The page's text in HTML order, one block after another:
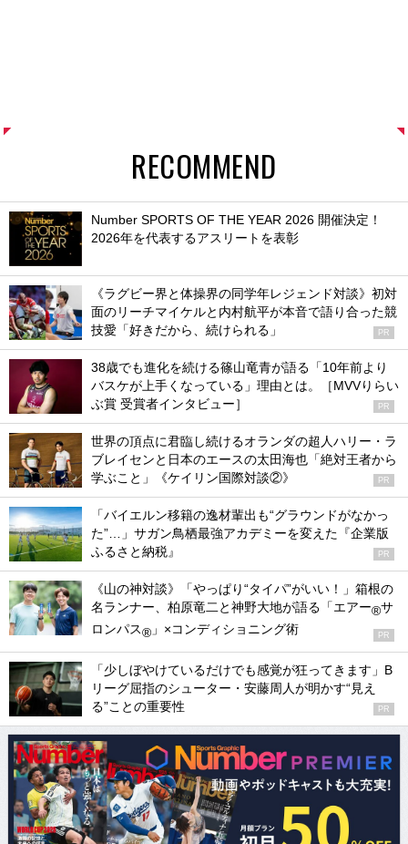
RECOMMEND
Number SPORTS OF THE YEAR 2026 開催決定！
2026年を代表するアスリートを表彰
《ラグビー界と体操界の同学年レジェンド対談》初対
面のリーチマイケルと内村航平が本音で語り合った競
技愛「好きだから、続けられる」
PR
38歳でも進化を続ける篠山竜青が語る「10年前より
バスケが上手くなっている」理由とは。［MVVりらい
ぶ賞 受賞者インタビュー］
PR
世界の頂点に君臨し続けるオランダの超人ハリー・ラ
ブレイセンと日本のエースの太田海也「絶対王者から
学ぶこと」《ケイリン国際対談②》
PR
「バイエルン移籍の逸材輩出も“グラウンドがなかっ
た”…」サガン鳥栖最強アカデミーを変えた『企業版
ふるさと納税』
PR
《山の神対談》「やっぱり“タイパ”がいい！」箱根の
名ランナー、柏原竜二と神野大地が語る「エアー®サ
ロンパス® 」×コンディショニング術 PR
「少しぼやけているだけでも感覚が狂ってきます」B
リーグ屈指のシューター・安藤周人が明かす“見え
る”ことの重要性
PR